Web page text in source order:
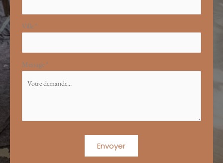
Ville *
Message *
Envoyer